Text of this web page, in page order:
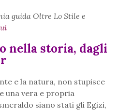
guida Oltre Lo Stile e
nella storia, dagli
e la natura, non stupisce
una vera e propria
siano stati gli Egizi,